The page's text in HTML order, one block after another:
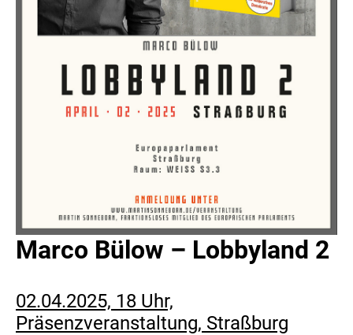
Marco Bülow – Lobbyland 2
02.04.2025, 18 Uhr,
Präsenzveranstaltung, Straßburg